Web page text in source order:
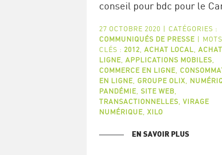
conseil pour bdc pour le
27 OCTOBRE 2020 | CATÉGORIES :
COMMUNIQUÉS DE PRESSE |
CLÉS : 2012 ACHAT LOCAL
LIGNE, APPLICATIONS MOBILES
COMMERCE EN LIGNE,
EN LIGNE, GROUPE OLIX
PANDÉMIE, SITE WEB
TRANSACTIONNELLES VIRAGE
NUMÉRIQUE, XILO
EN SAVOIR PLUS